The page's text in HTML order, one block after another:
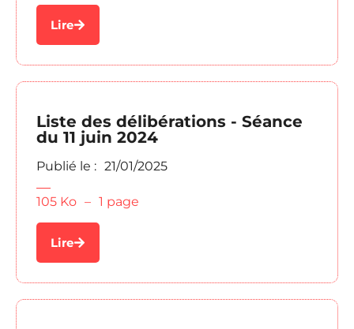
Lire
Liste des délibérations - Séance
du 11 juin 2024
Publié le : 21/01/2025
105 Ko – 1 page
Lire